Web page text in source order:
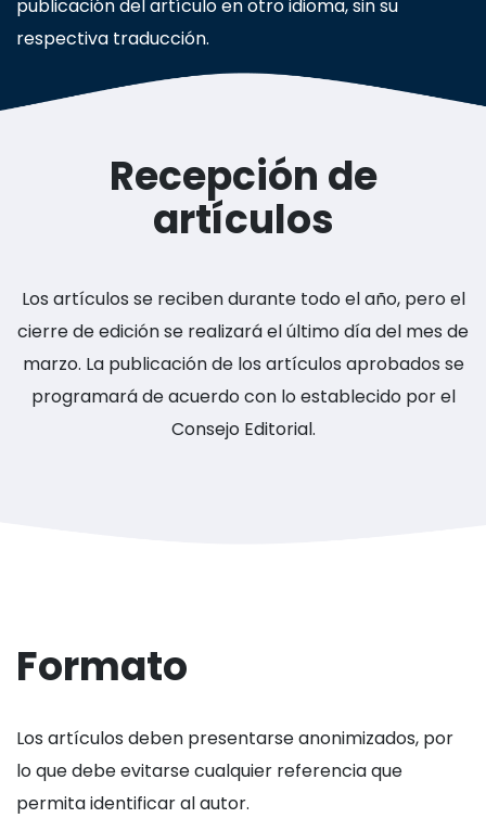
publicación del artículo en otro idioma, sin su
respectiva traducción.
Recepción de
artículos
Los artículos se reciben durante todo el año, pero el
cierre de edición se realizará el último día del mes de
marzo. La publicación de los artículos aprobados se
programará de acuerdo con lo establecido por el
Consejo Editorial.
Formato
Los artículos deben presentarse anonimizados, por
lo que debe evitarse cualquier referencia que
permita identificar al autor.